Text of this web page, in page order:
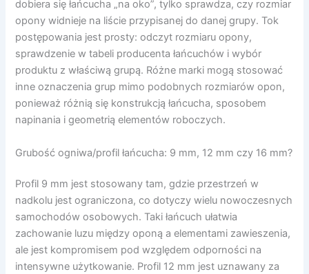
dobiera się łańcucha „na oko”, tylko sprawdza, czy rozmiar
opony widnieje na liście przypisanej do danej grupy. Tok
postępowania jest prosty: odczyt rozmiaru opony,
sprawdzenie w tabeli producenta łańcuchów i wybór
produktu z właściwą grupą. Różne marki mogą stosować
inne oznaczenia grup mimo podobnych rozmiarów opon,
ponieważ różnią się konstrukcją łańcucha, sposobem
napinania i geometrią elementów roboczych.
Grubość ogniwa/profil łańcucha: 9 mm, 12 mm czy 16 mm?
Profil 9 mm jest stosowany tam, gdzie przestrzeń w
nadkolu jest ograniczona, co dotyczy wielu nowoczesnych
samochodów osobowych. Taki łańcuch ułatwia
zachowanie luzu między oponą a elementami zawieszenia,
ale jest kompromisem pod względem odporności na
intensywne użytkowanie. Profil 12 mm jest uznawany za